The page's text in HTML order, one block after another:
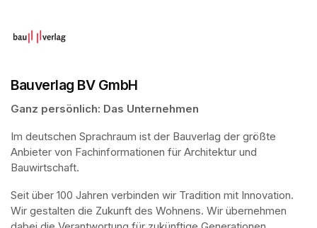
Bauverlag BV GmbH
Ganz persönlich: Das Unternehmen
Im deutschen Sprachraum ist der Bauverlag der größte
Anbieter von Fachinformationen für Architektur und
Bauwirtschaft.
Seit über 100 Jahren verbinden wir Tradition mit Innovation.
Wir gestalten die Zukunft des Wohnens. Wir übernehmen